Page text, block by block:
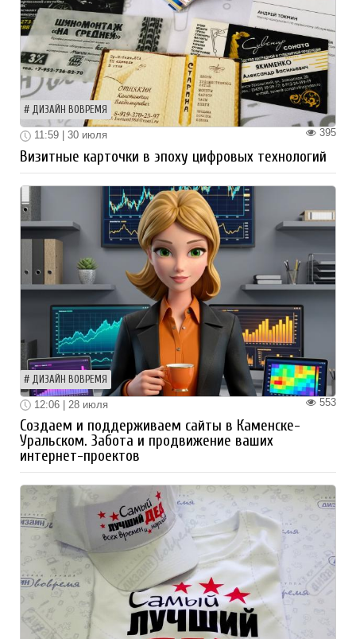
ДИЗАЙН ВОВРЕМЯ
395
11:59 | 30 июля
Визитные карточки в эпоху цифровых технологий
ДИЗАЙН ВОВРЕМЯ
553
12:06 | 28 июля
Создаем и поддерживаем сайты в Каменске-
Уральском. Забота и продвижение ваших
интернет-проектов